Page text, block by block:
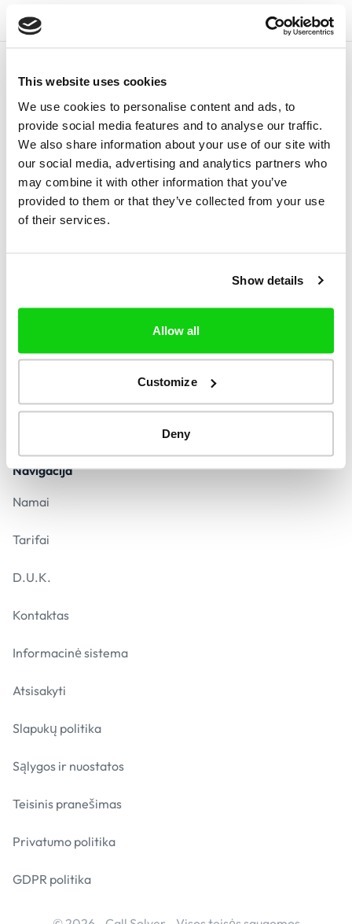
This website uses cookies
We use cookies to personalise content and ads, to
provide social media features and to analyse our traffic.
We also share information about your use of our site with
our social media, advertising and analytics partners who
may combine it with other information that you’ve
provided to them or that they’ve collected from your use
of their services.
Show details
Allow all
Customize
Deny
Lietuvių kalba
+1
Navigacija
Namai
Tarifai
D.U.K.
Kontaktas
Informacinė sistema
Atsisakyti
Slapukų politika
Sąlygos ir nuostatos
Teisinis pranešimas
Privatumo politika
GDPR politika
contact@call-solver.com